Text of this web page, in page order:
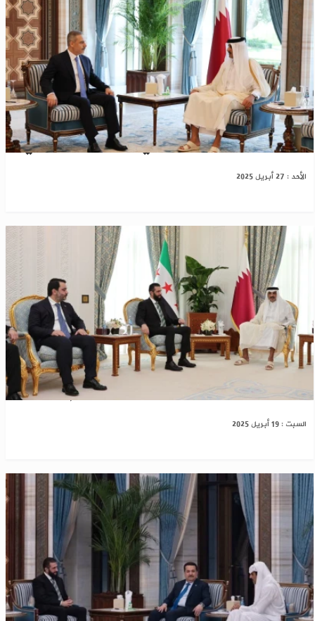
سوريا وغزة..أمير قطر يلتقي وزير الخارجية التركي
الأحد : 27 أبريل 2025
اقتصادياً وسياسياً..قطر تواظب على دعم سوريا
السبت : 19 أبريل 2025